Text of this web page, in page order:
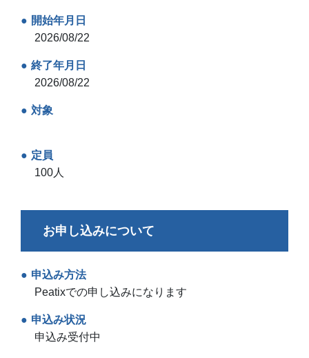
開始年月日
2026/08/22
終了年月日
2026/08/22
対象
定員
100人
お申し込みについて
申込み方法
Peatixでの申し込みになります
申込み状況
申込み受付中